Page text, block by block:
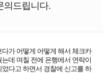
의드립니다.
가 어떻게 어떻게 해서 체크카
데 며칠 전에 은행에서 연락이
다고 하면서 경찰에 신고를 하